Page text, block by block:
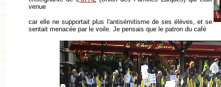
venue
car elle ne supportait plus l'antisémitisme de ses élèves, et se
sentait menacée par le voile. Je pensais que le patron du café